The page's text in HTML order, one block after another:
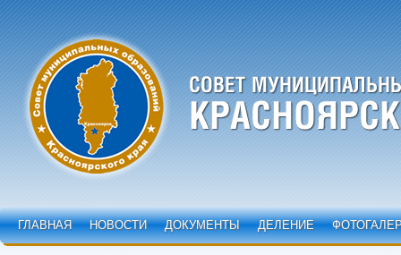
ГЛАВНАЯ НОВОСТИ ДОКУМЕНТЫ ДЕЛЕНИЕ